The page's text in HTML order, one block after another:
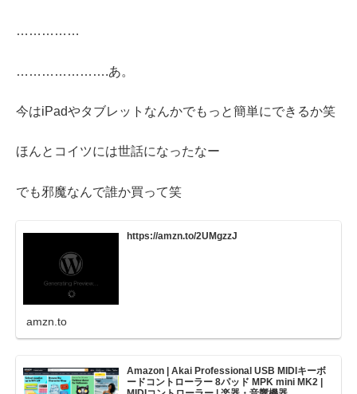
……………
………………….あ。
今はiPadやタブレットなんかでもっと簡単にできるか笑
ほんとコイツには世話になったなー
でも邪魔なんで誰か買って笑
https://amzn.to/2UMgzzJ
amzn.to
Amazon | Akai Professional USB MIDIキーボ
ードコントローラー 8パッド MPK mini MK2 |